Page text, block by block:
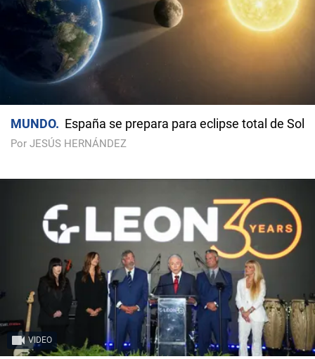
MUNDO España se prepara para eclipse total de Sol
Por JESÚS HERNÁNDEZ
VIDEO